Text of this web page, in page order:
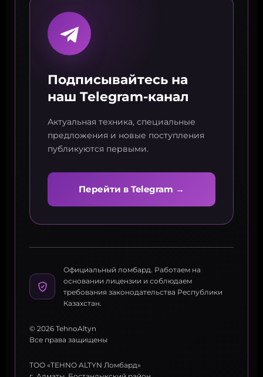
Подписывайтесь на
наш Telegram-канал
Актуальная техника, специальные
предложения и новые поступления
публикуются первыми.
Перейти в Telegram →
Официальный ломбард. Работаем на
основании лицензии и соблюдаем
требования законодательства Республики
Казахстан.
© 2026 TehnoAltyn
Все права защищены
ТОО «TEHNO ALTYN Ломбард»